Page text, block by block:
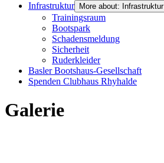
Infrastruktur
More about: Infrastruktur
Trainingsraum
Bootspark
Schadensmeldung
Sicherheit
Ruderkleider
Basler Bootshaus-Gesellschaft
Spenden Clubhaus Rhyhalde
Galerie